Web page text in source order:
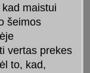
maistui
šeimos
vertas prekes
to, kad,